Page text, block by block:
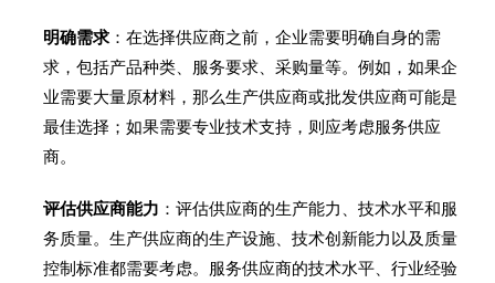
明确需求 ：在选择供应商之前，企业需要明确自身的需
求，包括产品种类、服务要求、采购量等。例如，如果企
业需要大量原材料，那么生产供应商或批发供应商可能是
最佳选择；如果需要专业技术支持，则应考虑服务供应
商。
评估供应商能力 ：评估供应商的生产能力、技术水平和服
务质量。生产供应商的生产设施、技术创新能力以及质量
控制标准都需要考虑。服务供应商的技术水平、行业经验